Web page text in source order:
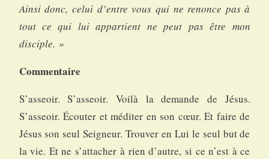
Ainsi donc, celui d’entre vous qui ne renonce pas à
tout ce qui lui appartient ne peut pas être mon
disciple. »
Commentaire
S’asseoir. S’asseoir. Voilà la demande de Jésus.
S’asseoir. Écouter et méditer en son cœur. Et faire de
Jésus son seul Seigneur. Trouver en Lui le seul but de
la vie. Et ne s’attacher à rien d’autre, si ce n’est à ce